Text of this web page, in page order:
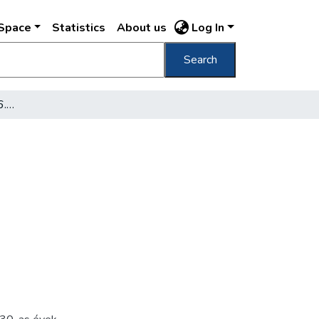
Statistics About us Log In
Search
[Régi kút az Andrássy út 6. udvarán]